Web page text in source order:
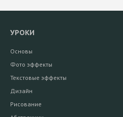
УРОКИ
Основы
Фото эффекты
Текстовые эффекты
Дизайн
Рисование